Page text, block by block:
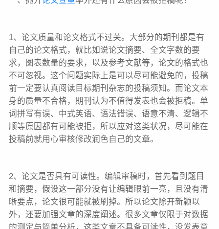
1、论文质量和论文格式不过关。大部分的期刊都是有
自己的论文格式，就比如说论文摘要、全文字数的要
求，图表数量的要求，以及参考文献等，论文的格式也
不可忽视。这个问题实际上是可以尽可能避免的，投稿
前一定要认真阅读目标期刊杂志的投稿须知。而论文本
身的质量不合格，期刊认为不值得发表也会被拒稿。单
词拼写有误、中式英语、语法错误、语意不清、逻辑不
顺等原因都有可能被拒，所以应对这类状况，尽可能在
投稿前就用心审核修改润色自己的文章。
2、论文是否具有可读性。编辑审稿时，首先看到题目
和摘要，假设这一部分没有让编辑眼前一亮，且没有清
晰要点，论文很可能就被刷掉。所以论文除开新颖以
外，还要加强文章的深度阐述。很多文章仅限于对数据